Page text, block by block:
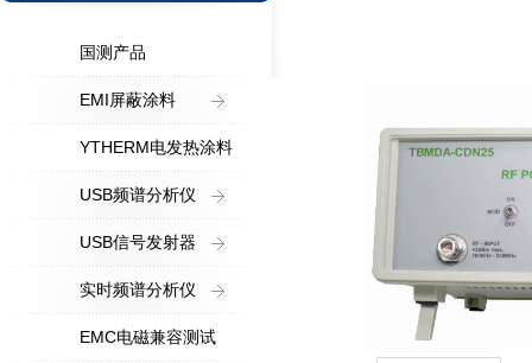
国测产品
EMI屏蔽涂料
YTHERM电发热涂料
USB频谱分析仪
USB信号发射器
实时频谱分析仪
EMC电磁兼容测试